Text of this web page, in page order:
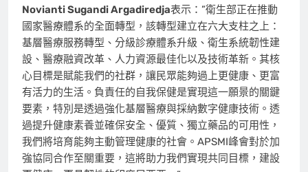
Novianti Sugandi Argadiredja表示：”衛生部正在推動
國家醫療體系的全面轉型，該轉型建立在六大支柱之上：
基層醫療服務轉型、分級診療體系升級、衛生系統韌性建
設、醫療融資改革、人力資源最佳化以及技術革新。其核
心目標是賦能我們的社群，讓民眾能夠過上更健康、更富
有活力的生活。負責任的自我保健是實現這一願景的關鍵
要素，特別是透過強化基層醫療與採納數字健康技術。透
過提升健康素養並確保安全、優質、獨立藥品的可用性，
我們將培育能夠主動管理健康的社會。APSMI峰會對於加
強協同合作至關重要，這將助力我們實現共同目標，建設